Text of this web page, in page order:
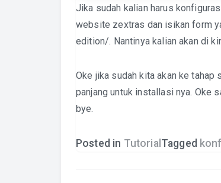
Jika sudah kalian harus
website zextras dan isikan form
edition/. Nantinya kalian akan di
Oke jika sudah kita akan ke tahap
panjang untuk installasi nya. Oke
bye.
Posted in Tutorial Tagged